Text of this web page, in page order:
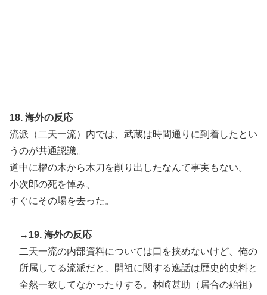
18. 海外の反応
流派（二天一流）内では、武蔵は時間通りに到着したとい
うのが共通認識。
道中に櫂の木から木刀を削り出したなんて事実もない。
小次郎の死を悼み、
すぐにその場を去った。
→19. 海外の反応
二天一流の内部資料については口を挟めないけど、俺の
所属してる流派だと、開祖に関する逸話は歴史的史料と
全然一致してなかったりする。林崎甚助（居合の始祖）